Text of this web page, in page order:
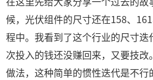
候，光伏组件的尺寸还在158、
程中。我看到了这个行业的尺寸
次投入的钱还没赚回来，又要技
做法，这种简单的惯性迭代是不